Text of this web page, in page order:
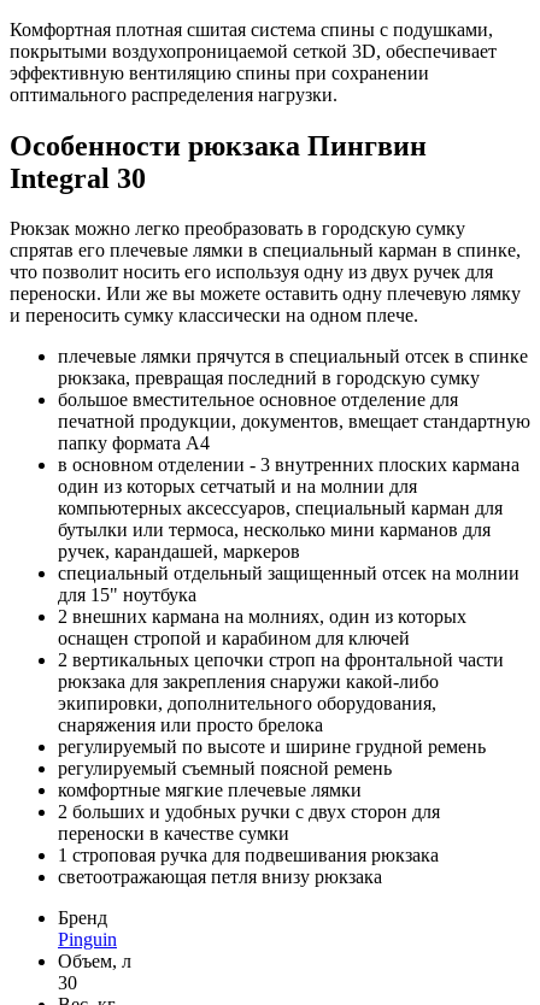
Комфортная плотная сшитая система спины с подушками,
покрытыми воздухопроницаемой сеткой 3D, обеспечивает
эффективную вентиляцию спины при сохранении
оптимального распределения нагрузки.
Особенности рюкзака Пингвин
Integral 30
Рюкзак можно легко преобразовать в городскую сумку
спрятав его плечевые лямки в специальный карман в спинке,
что позволит носить его используя одну из двух ручек для
переноски. Или же вы можете оставить одну плечевую лямку
и переносить сумку классически на одном плече.
плечевые лямки прячутся в специальный отсек в спинке
рюкзака, превращая последний в городскую сумку
большое вместительное основное отделение для
печатной продукции, документов, вмещает стандартную
папку формата А4
в основном отделении - 3 внутренних плоских кармана
один из которых сетчатый и на молнии для
компьютерных аксессуаров, специальный карман для
бутылки или термоса, несколько мини карманов для
ручек, карандашей, маркеров
специальный отдельный защищенный отсек на молнии
для 15" ноутбука
2 внешних кармана на молниях, один из которых
оснащен стропой и карабином для ключей
2 вертикальных цепочки строп на фронтальной части
рюкзака для закрепления снаружи какой-либо
экипировки, дополнительного оборудования,
снаряжения или просто брелока
регулируемый по высоте и ширине грудной ремень
регулируемый съемный поясной ремень
комфортные мягкие плечевые лямки
2 больших и удобных ручки с двух сторон для
переноски в качестве сумки
1 строповая ручка для подвешивания рюкзака
светоотражающая петля внизу рюкзака
Бренд
Pinguin
Объем, л
30